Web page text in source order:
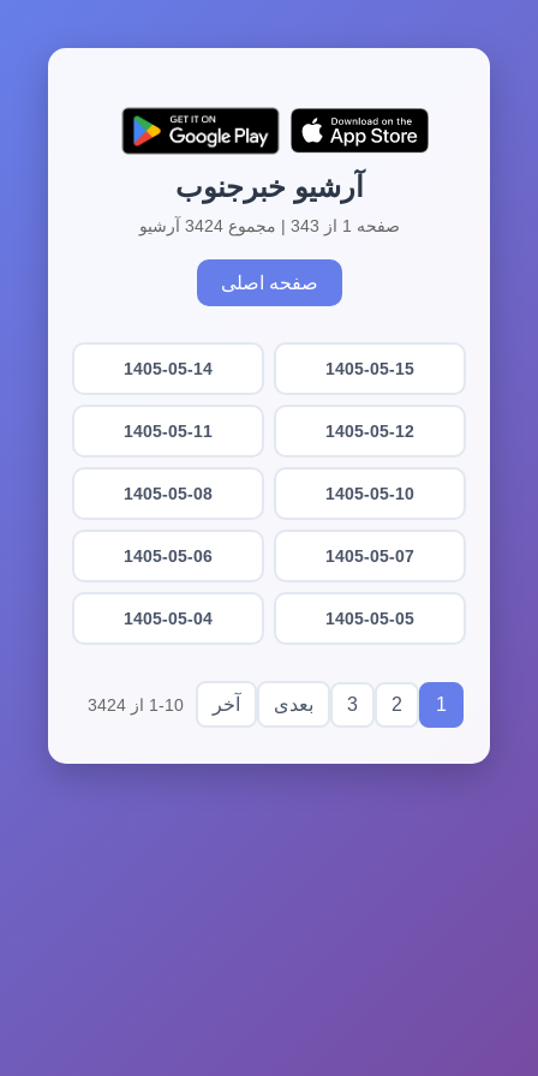
آرشیو خبرجنوب
صفحه 1 از 343 | مجموع 3424 آرشیو
صفحه اصلی
1405-05-15
1405-05-14
1405-05-12
1405-05-11
1405-05-10
1405-05-08
1405-05-07
1405-05-06
1405-05-05
1405-05-04
1
2
3 بعدی آخر 1-10 از 3424